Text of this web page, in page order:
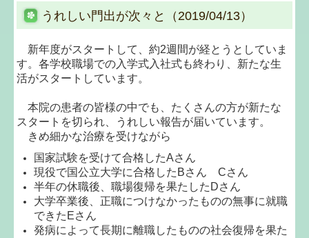
うれしい門出が次々と（2019/04/13）
新年度がスタートして、約2週間が経とうとしていま
す。各学校職場での入学式入社式も終わり、新たな生
活がスタートしています。
本院の患者の皆様の中でも、たくさんの方が新たな
スタートを切られ、うれしい報告が届いています。
きめ細かな治療を受けながら
国家試験を受けて合格したAさん
現役で国公立大学に合格したBさん Cさん
半年の休職後、職場復帰を果たしたDさん
大学卒業後、正職につけなかったものの無事に就職
できたEさん
発病によって長期に離職したものの社会復帰を果た